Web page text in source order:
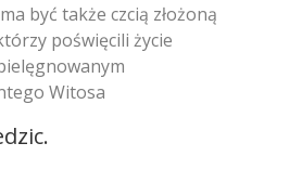
być także czcią złożoną
poświęcili życie
Witosa